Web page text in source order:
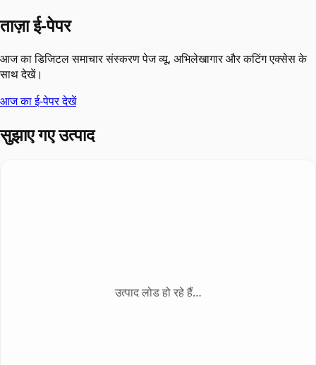
ताज़ा ई-पेपर
आज का डिजिटल समाचार संस्करण पेज व्यू, अभिलेखागार और कटिंग एक्सेस के
साथ देखें।
आज का ई-पेपर देखें
सुझाए गए उत्पाद
उत्पाद लोड हो रहे हैं…